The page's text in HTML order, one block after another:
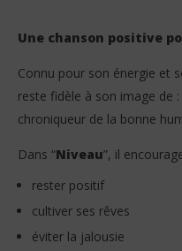
Une chanson positive
Connu pour son énergie et
reste fidèle à son image de :
chroniqueur de la bonne
Dans “Niveau”, il
rester positif
cultiver ses rêves
éviter la jalousie